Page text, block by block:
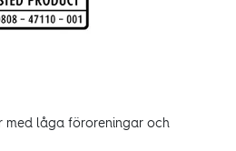
med låga föroreningar och